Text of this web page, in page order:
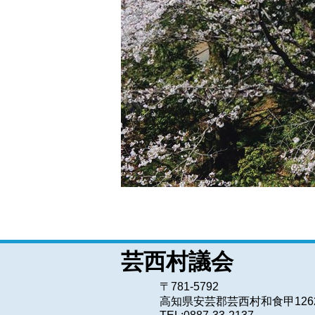
芸西村議会
〒781-5792
高知県安芸郡芸西村和食甲